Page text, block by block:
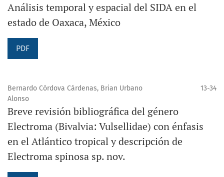
Análisis temporal y espacial del SIDA en el
estado de Oaxaca, México
PDF
Bernardo Córdova Cárdenas, Brian Urbano
Alonso
13-34
Breve revisión bibliográfica del género
Electroma (Bivalvia: Vulsellidae) con énfasis
en el Atlántico tropical y descripción de
Electroma spinosa sp. nov.